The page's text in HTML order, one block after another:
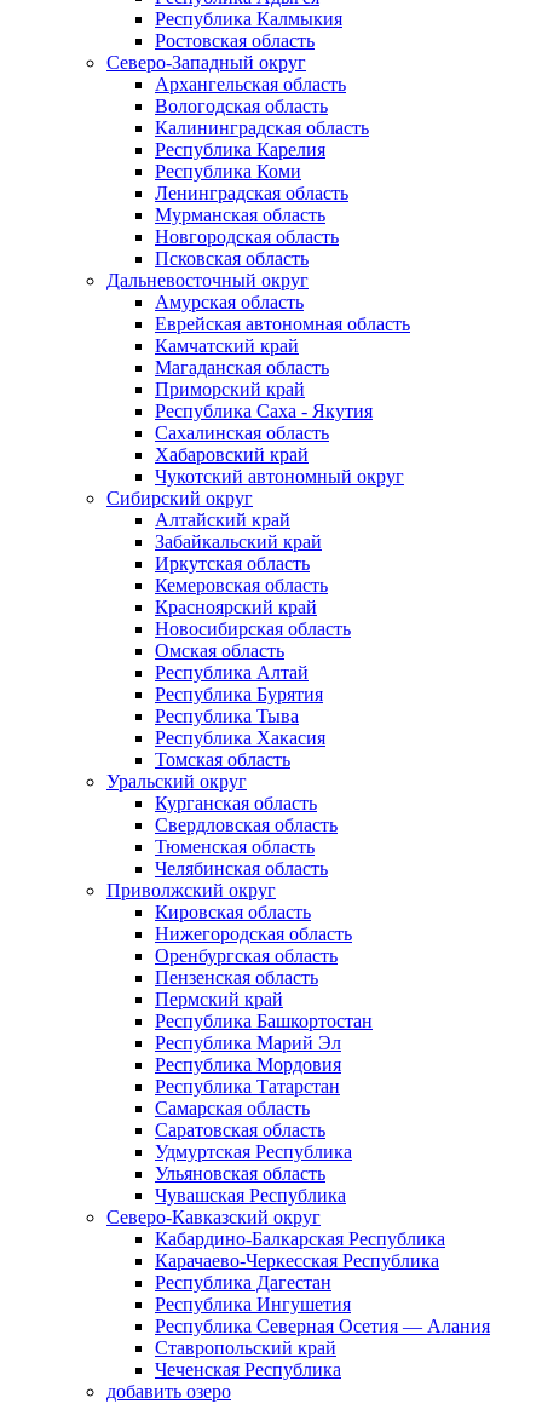
Республика Калмыкия
Ростовская область
Северо-Западный округ
Архангельская область
Вологодская область
Калининградская область
Республика Карелия
Республика Коми
Ленинградская область
Мурманская область
Новгородская область
Псковская область
Дальневосточный округ
Амурская область
Еврейская автономная область
Камчатский край
Магаданская область
Приморский край
Республика Саха - Якутия
Сахалинская область
Хабаровский край
Чукотский автономный округ
Сибирский округ
Алтайский край
Забайкальский край
Иркутская область
Кемеровская область
Красноярский край
Новосибирская область
Омская область
Республика Алтай
Республика Бурятия
Республика Тыва
Республика Хакасия
Томская область
Уральский округ
Курганская область
Свердловская область
Тюменская область
Челябинская область
Приволжский округ
Кировская область
Нижегородская область
Оренбургская область
Пензенская область
Пермский край
Республика Башкортостан
Республика Марий Эл
Республика Мордовия
Республика Татарстан
Самарская область
Саратовская область
Удмуртская Республика
Ульяновская область
Чувашская Республика
Северо-Кавказский округ
Кабардино-Балкарская Республика
Карачаево-Черкесская Республика
Республика Дагестан
Республика Ингушетия
Республика Северная Осетия — Алания
Ставропольский край
Чеченская Республика
добавить озеро